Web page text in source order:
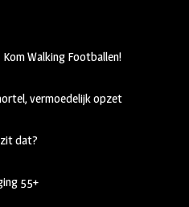
Walking Footballen!
vermoedelijk opzet
dat?
55+